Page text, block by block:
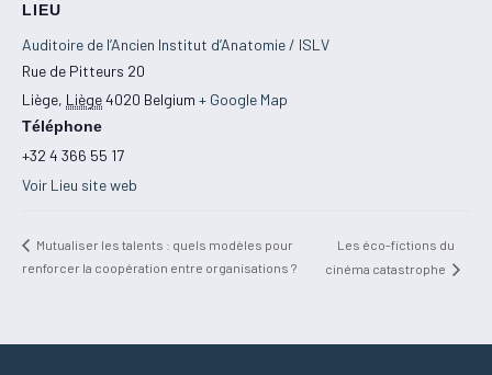
LIEU
Auditoire de l’Ancien Institut d’Anatomie / ISLV
Rue de Pitteurs 20
Liège, Liège4020 Belgium + Google Map
Téléphone
+32 4 366 55 17
Voir Lieu site web
Mutualiser les talents : quels modèles pour
renforcer la coopération entre organisations ?
Les éco-fictions du
cinéma catastrophe